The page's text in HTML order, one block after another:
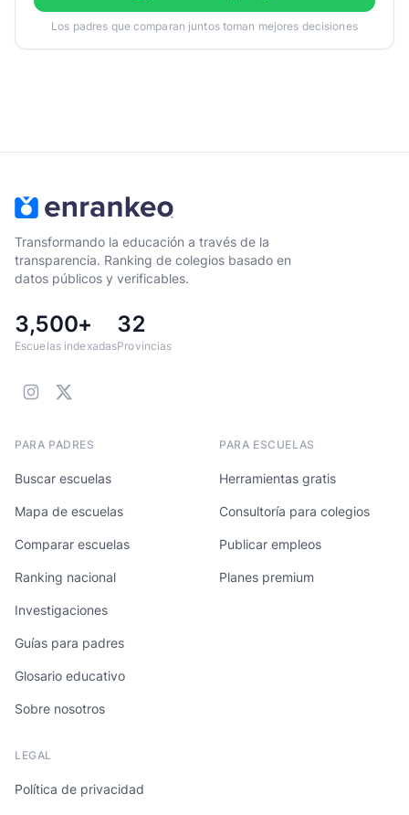
Los padres que comparan juntos toman mejores decisiones
Transformando la educación a través de la
transparencia. Ranking de colegios basado en
datos públicos y verificables.
3,500+
Escuelas indexadas
32
Provincias
PARA PADRES
Buscar escuelas
Mapa de escuelas
Comparar escuelas
Ranking nacional
Investigaciones
Guías para padres
Glosario educativo
Sobre nosotros
PARA ESCUELAS
Herramientas gratis
Consultoría para colegios
Publicar empleos
Planes premium
LEGAL
Política de privacidad